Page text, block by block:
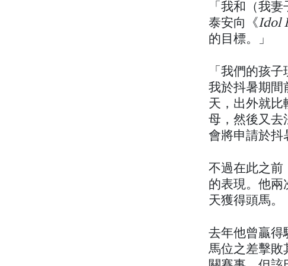
「我和（我
泰安向《Idol
的目標。」
「我們的孩
我於抖暑期間
天，出外就比
母，然後又去
會將申請於抖
不過在此之前
的表現。他兩
天獲得頭馬。
去年他曾贏得
馬位之差擊敗